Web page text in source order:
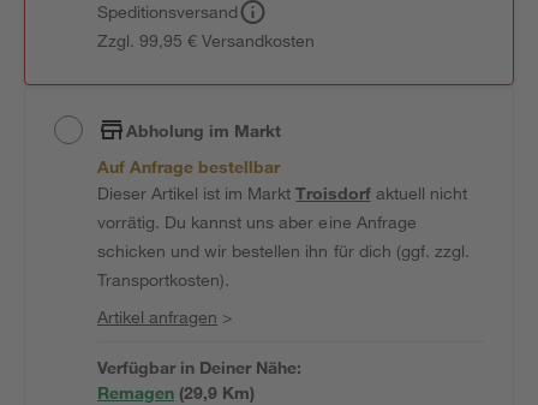
Speditionsversand
Zzgl. 99,95 € Versandkosten
Abholung im Markt
Auf Anfrage bestellbar
Dieser Artikel ist im MarktTroisdorfaktuell nicht
vorrätig. Du kannst uns aber eine Anfrage
schicken und wir bestellen ihn für dich (ggf. zzgl.
Transportkosten).
Artikel anfragen >
Verfügbar in Deiner Nähe:
Remagen (29,9 Km)